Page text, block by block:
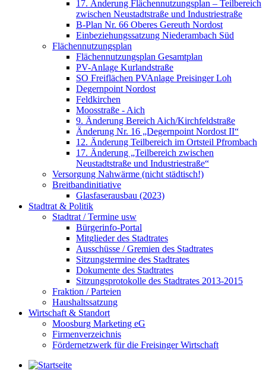
17. Änderung Flächennutzungsplan – Teilbereich
zwischen Neustadtstraße und Industriestraße
B-Plan Nr. 66 Oberes Gereuth Nordost
Einbeziehungssatzung Niederambach Süd
Flächennutzungsplan
Flächennutzungsplan Gesamtplan
PV-Anlage Kurlandstraße
SO Freiflächen PV­Anlage Preisinger Loh
Degernpoint Nordost
Feldkirchen
Moosstraße - Aich
9. Änderung Bereich Aich/Kirchfeldstraße
Änderung Nr. 16 „Degernpoint Nordost II“
12. Änderung Teilbereich im Ortsteil Pfrombach
17. Änderung „Teilbereich zwischen
Neustadtstraße und Industriestraße“
Versorgung Nahwärme (nicht städtisch!)
Breitbandinitiative
Glasfaserausbau (2023)
Stadtrat & Politik
Stadtrat / Termine usw
Bürgerinfo-Portal
Mitglieder des Stadtrates
Ausschüsse / Gremien des Stadtrates
Sitzungstermine des Stadtrates
Dokumente des Stadtrates
Sitzungsprotokolle des Stadtrates 2013-2015
Fraktion / Parteien
Haushaltssatzung
Wirtschaft & Standort
Moosburg Marketing eG
Firmenverzeichnis
Fördernetzwerk für die Freisinger Wirtschaft